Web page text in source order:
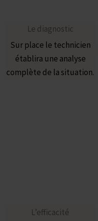
Le diagnostic
Sur place le technicien
établira une analyse
complète de la situation.
L’efficacité